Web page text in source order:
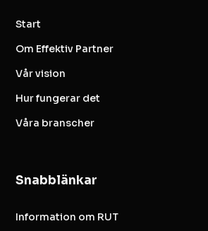
Start
Om Effektiv Partner
Vår vision
Hur fungerar det
Våra branscher
Snabblänkar
Information om RUT